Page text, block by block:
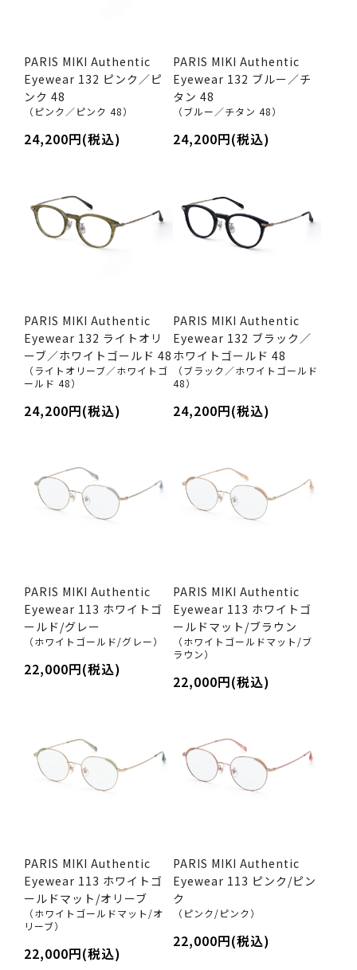
PARIS MIKI Authentic
Eyewear 132 ピンク／ピ
ンク 48
（ピンク／ピンク 48）
24,200円(税込)
PARIS MIKI Authentic
Eyewear 132 ブルー／チ
タン 48
（ブルー／チタン 48）
24,200円(税込)
PARIS MIKI Authentic
Eyewear 132 ライトオリ
ーブ／ホワイトゴールド 48
（ライトオリーブ／ホワイトゴ
ールド 48）
24,200円(税込)
PARIS MIKI Authentic
Eyewear 132 ブラック／
ホワイトゴールド 48
（ブラック／ホワイトゴールド
48）
24,200円(税込)
PARIS MIKI Authentic
Eyewear 113 ホワイトゴ
ールド/グレー
（ホワイトゴールド/グレー）
22,000円(税込)
PARIS MIKI Authentic
Eyewear 113 ホワイトゴ
ールドマット/ブラウン
（ホワイトゴールドマット/ブ
ラウン）
22,000円(税込)
PARIS MIKI Authentic
Eyewear 113 ホワイトゴ
ールドマット/オリーブ
（ホワイトゴールドマット/オ
リーブ）
22,000円(税込)
PARIS MIKI Authentic
Eyewear 113 ピンク/ピン
ク
（ピンク/ピンク）
22,000円(税込)